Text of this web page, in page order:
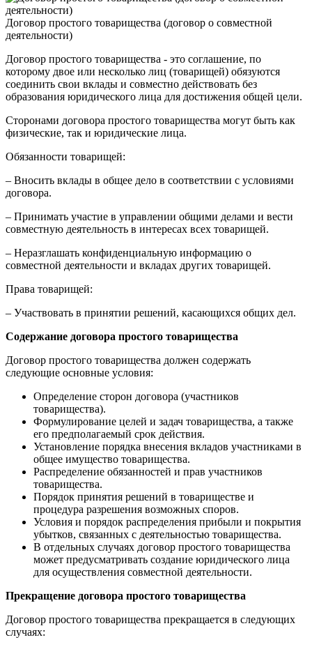
Договор простого товарищества (договор о совместной
деятельности)
Договор простого товарищества - это соглашение, по
которому двое или несколько лиц (товарищей) обязуются
соединить свои вклады и совместно действовать без
образования юридического лица для достижения общей цели.
Сторонами договора простого товарищества могут быть как
физические, так и юридические лица.
Обязанности товарищей:
– Вносить вклады в общее дело в соответствии с условиями
договора.
– Принимать участие в управлении общими делами и вести
совместную деятельность в интересах всех товарищей.
– Неразглашать конфиденциальную информацию о
совместной деятельности и вкладах других товарищей.
Права товарищей:
– Участвовать в принятии решений, касающихся общих дел.
Содержание договора простого товарищества
Договор простого товарищества должен содержать
следующие основные условия:
Определение сторон договора (участников
товарищества).
Формулирование целей и задач товарищества, а также
его предполагаемый срок действия.
Установление порядка внесения вкладов участниками в
общее имущество товарищества.
Распределение обязанностей и прав участников
товарищества.
Порядок принятия решений в товариществе и
процедура разрешения возможных споров.
Условия и порядок распределения прибыли и покрытия
убытков, связанных с деятельностью товарищества.
В отдельных случаях договор простого товарищества
может предусматривать создание юридического лица
для осуществления совместной деятельности.
Прекращение договора простого товарищества
Договор простого товарищества прекращается в следующих
случаях: